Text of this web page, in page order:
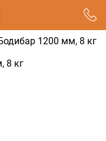
1200 мм, 8 кг
8 кг